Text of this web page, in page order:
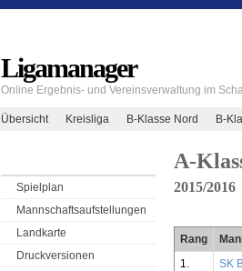
Ligamanager
Online Ergebnis- und Vereinsverwaltung im
Übersicht Kreisliga B-Klasse Nord B-
Spielplan
Mannschaftsaufstellungen
Landkarte
Druckversionen
A-
2015/2016
Rang
1.
SK